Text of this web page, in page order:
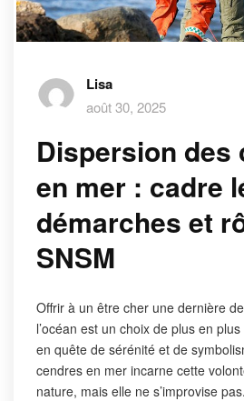
Lisa
août 30, 2025
Dispersion des
en mer : cadre
démarches et
SNSM
Offrir à un être cher une dernière
l’océan est un choix de plus en
en quête de sérénité et de
cendres en mer incarne cette
nature, mais elle ne s’improvise